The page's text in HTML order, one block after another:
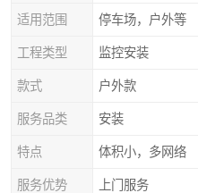
适用范围 停车场，户外等
工程类型 监控安装
款式 户外款
服务品类 安装
特点 体积小，多网络
服务优势 上门服务